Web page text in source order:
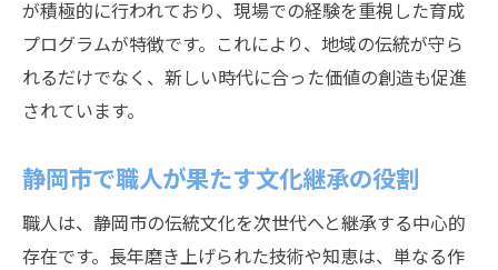
伝統工芸と職人育成が生む経済効果
静岡市で求められる職人育成の背景
地域が推進する職人育成の現状分析
静岡市で進む伝統工芸職人育成の工夫
後継者不足解消へ職人育成の挑戦
伝統工芸職人育成事業の注目ポイント
が積極的に行われており、現場での経験を重視した育成
プログラムが特徴です。これにより、地域の伝統が守ら
れるだけでなく、新しい時代に合った価値の創造も促進
されています。
静岡市で職人が果たす文化継承の役割
職人は、静岡市の伝統文化を次世代へと継承する中心的
存在です。長年磨き上げられた技術や知恵は、単なる作